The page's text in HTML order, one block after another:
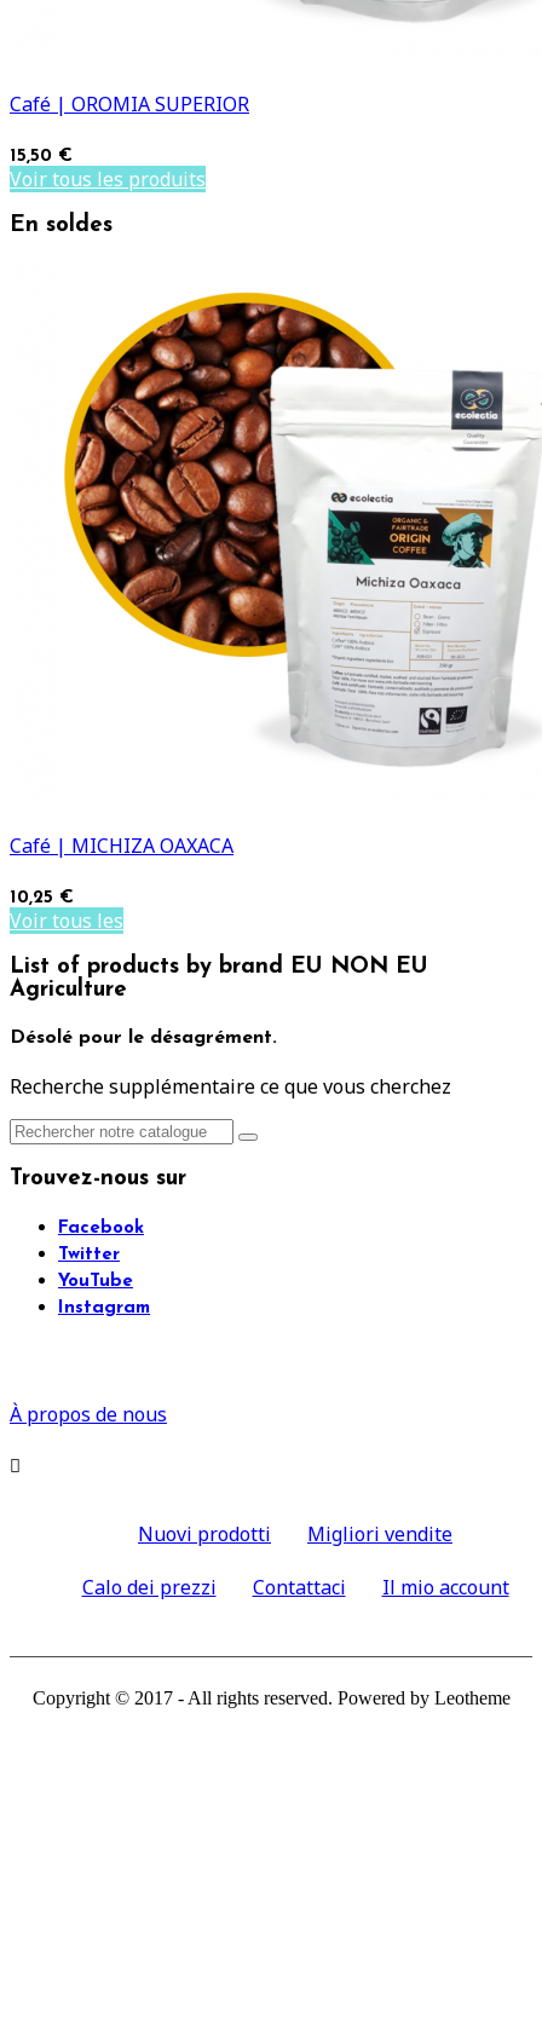
Café | OROMIA SUPERIOR
15,50 €
Voir tous les produits
En soldes
Café | MICHIZA OAXACA
10,25 €
Voir tous les
List of products by brand EU NON EU
Agriculture
Désolé pour le désagrément.
Recherche supplémentaire ce que vous cherchez
Trouvez-nous sur
Facebook
Twitter
YouTube
Instagram
À propos de nous

Nuovi prodotti
Migliori vendite
Calo dei prezzi
Contattaci Il mio account
Copyright © 2017 - All rights reserved. Powered by Leotheme